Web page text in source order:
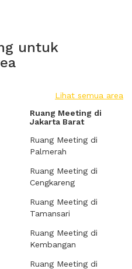
untuk
Lihat semua area
Ruang Meeting di
Jakarta Barat
Ruang Meeting di
Palmerah
Ruang Meeting di
Cengkareng
Ruang Meeting di
Tamansari
Ruang Meeting di
Kembangan
Ruang Meeting di